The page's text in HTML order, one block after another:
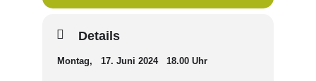
Details
Montag, 17. Juni 2024 18.00 Uhr